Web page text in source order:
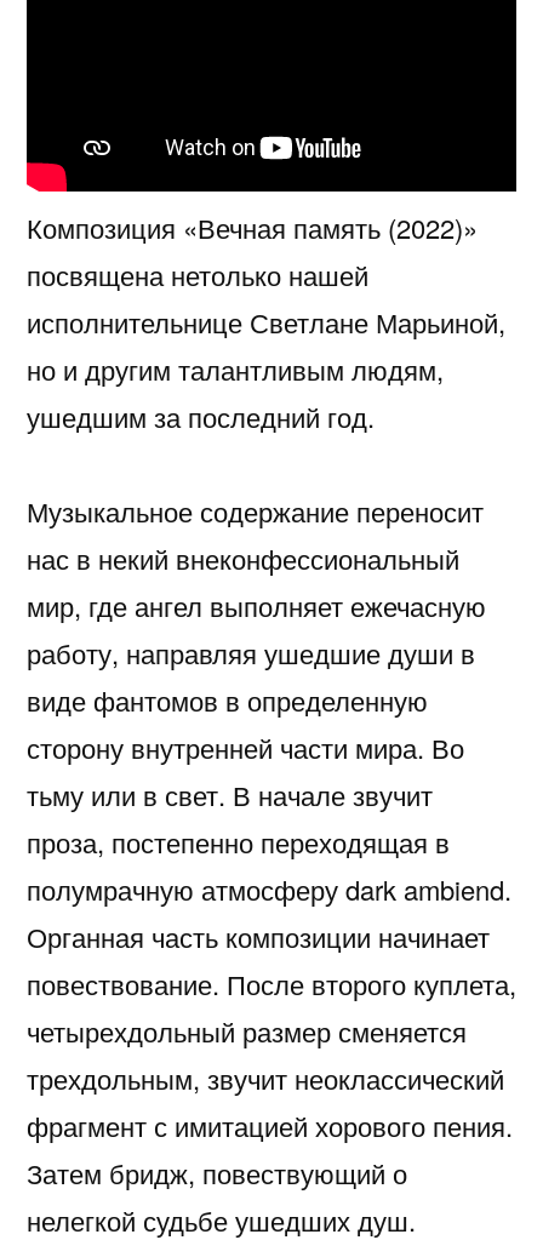
Композиция «Вечная память (2022)»
посвящена нетолько нашей
исполнительнице Светлане Марьиной,
но и другим талантливым людям,
ушедшим за последний год.
Музыкальное содержание переносит
нас в некий внеконфессиональный
мир, где ангел выполняет ежечасную
работу, направляя ушедшие души в
виде фантомов в определенную
сторону внутренней части мира. Во
тьму или в свет. В начале звучит
проза, постепенно переходящая в
полумрачную атмосферу dark ambiend.
Органная часть композиции начинает
повествование. После второго куплета,
четырехдольный размер сменяется
трехдольным, звучит неоклассический
фрагмент с имитацией хорового пения.
Затем бридж, повествующий о
нелегкой судьбе ушедших душ.